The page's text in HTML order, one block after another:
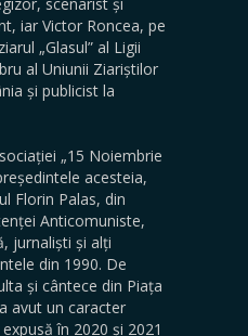
iar Victor Roncea, pe
„Glasul” al Ligii
al Uniunii Ziariștilor
și publicist la
„15 Noiembrie
acesteia,
Florin Palas, din
Anticomuniste,
jurnaliști și alți
din 1990. De
și cântece din Piața
avut un caracter
în 2020 și 2021